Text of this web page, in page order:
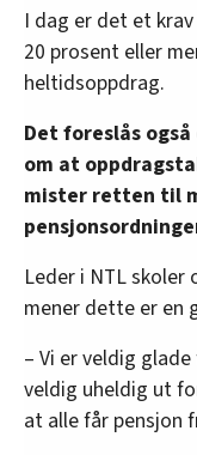
I dag er det et
20 prosent eller
heltidsoppdrag.
Det foreslås
om at
mister retten til
Leder i NTL
mener dette er en
– Vi er veldig
veldig uheldig ut
at alle får pensjon